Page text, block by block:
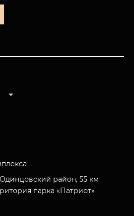
район, 55 км
парка «Патриот»